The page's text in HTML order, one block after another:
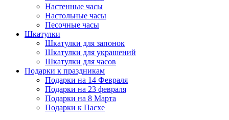
Настенные часы
Настольные часы
Песочные часы
Шкатулки
Шкатулки для запонок
Шкатулки для украшений
Шкатулки для часов
Подарки к праздникам
Подарки на 14 Февраля
Подарки на 23 февраля
Подарки на 8 Марта
Подарки к Пасхе